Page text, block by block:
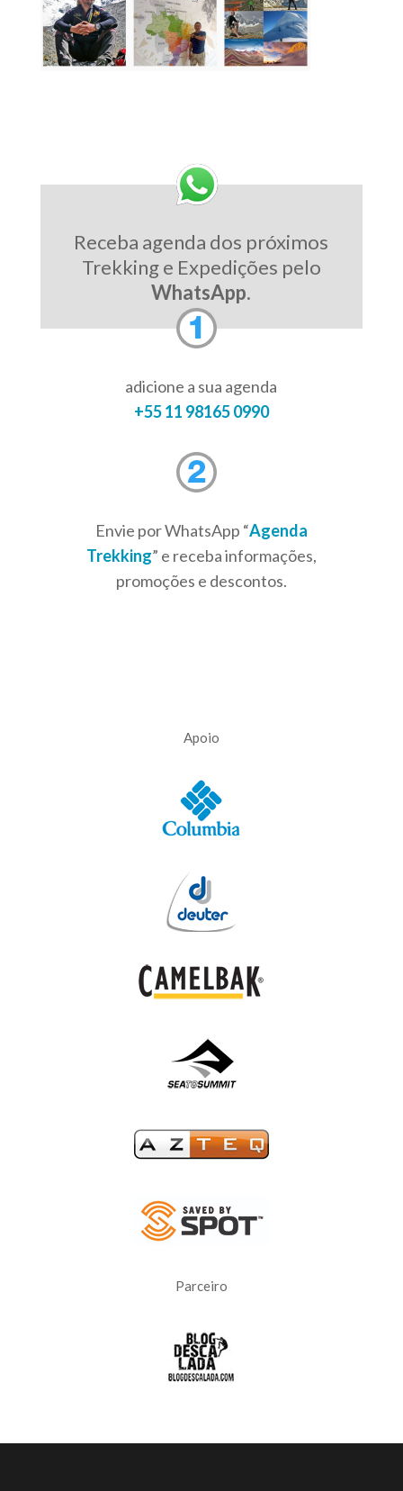
Receba agenda dos próximos
Trekking e Expedições pelo
WhatsApp.
adicione a sua agenda
+55 11 98165 0990
Envie por WhatsApp “Agenda
Trekking” e receba informações,
promoções e descontos.
Apoio
Parceiro